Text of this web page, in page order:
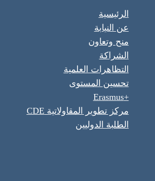
الرئيسية
عن النيابة
منح وتعاون
الشراكة
التظاهرات العلمية
تحسين المستوى
+Erasmus
مركز تطوير المقاولاتية CDE
الطلبة الدوليين